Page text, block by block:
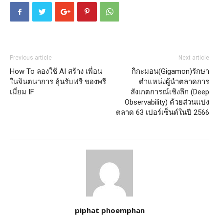
Previous article
How To ลองใช้ AI สร้าง เพื่อน
ในจินตนาการ ลุ้นรับฟรี ของพรี
เมี่ยม IF
Next article
กิกะมอน(Gigamon)รักษา
ตำแหน่งผู้นำตลาดการ
สังเกตการณ์เชิงลึก (Deep
Observability) ด้วยส่วนแบ่ง
ตลาด 63 เปอร์เซ็นต์ในปี 2566
piphat phoemphan